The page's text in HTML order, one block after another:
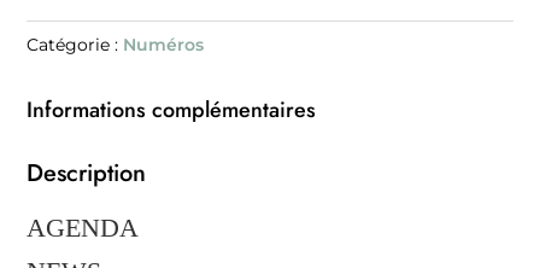
Catégorie : Numéros
Informations complémentaires
Description
AGENDA